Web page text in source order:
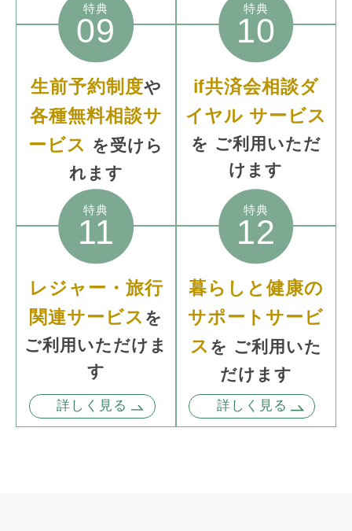
特典
09
生前予約制度や
各種無料相談サ
ービス を受けら
れます
特典
10
if共済会相談ダ
イヤル サービス
を ご利用いただ
けます
特典
11
レジャー・旅行
関連サービス を
ご利用いただけま
す
詳しく見る
特典
12
暮らしと健康の
サポートサービ
ス を ご利用いた
だけます
詳しく見る